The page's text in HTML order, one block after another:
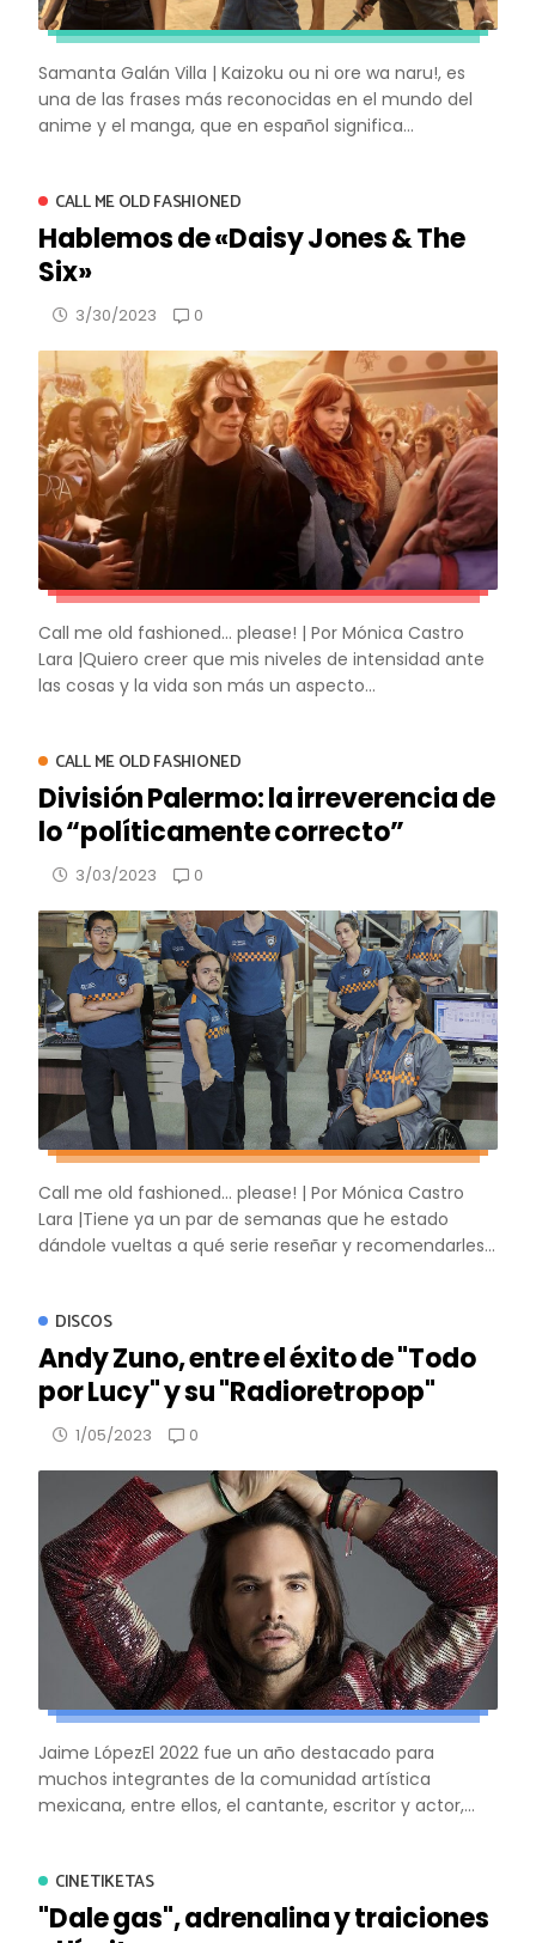
Samanta Galán Villa | Kaizoku ou ni ore wa naru!, es
una de las frases más reconocidas en el mundo del
anime y el manga, que en español significa...
CALL ME OLD FASHIONED
Hablemos de «Daisy Jones & The
Six»
3/30/2023 0
Call me old fashioned... please! | Por Mónica Castro
Lara |Quiero creer que mis niveles de intensidad ante
las cosas y la vida son más un aspecto...
CALL ME OLD FASHIONED
División Palermo: la irreverencia de
lo “políticamente correcto”
3/03/2023 0
Call me old fashioned... please! | Por Mónica Castro
Lara |Tiene ya un par de semanas que he estado
dándole vueltas a qué serie reseñar y recomendarles...
DISCOS
Andy Zuno, entre el éxito de "Todo
por Lucy" y su "Radioretropop"
1/05/2023 0
Jaime LópezEl 2022 fue un año destacado para
muchos integrantes de la comunidad artística
mexicana, entre ellos, el cantante, escritor y actor,...
CINETIKETAS
"Dale gas", adrenalina y traiciones